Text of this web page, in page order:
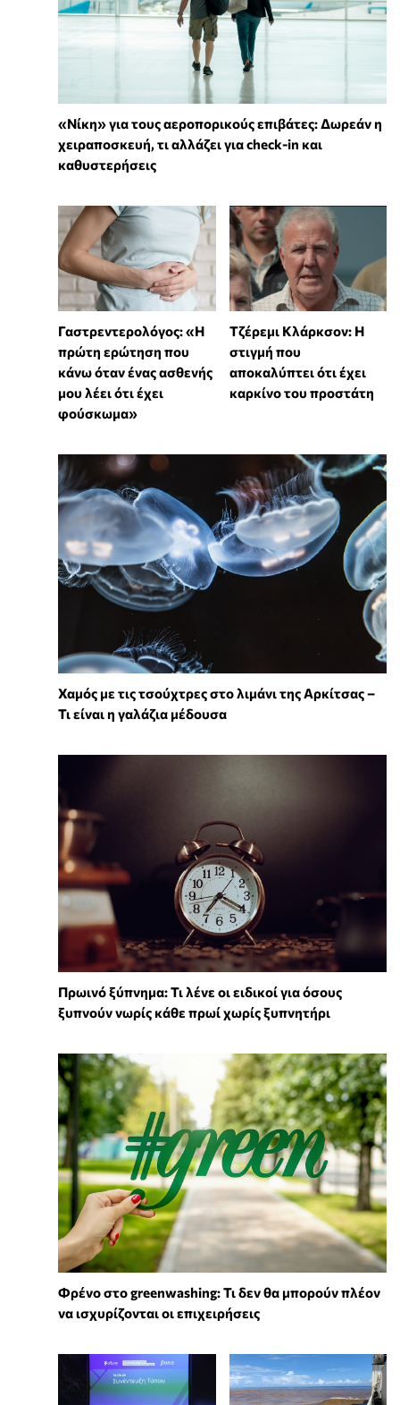
«Νίκη» για τους αεροπορικούς επιβάτες: Δωρεάν η
χειραποσκευή, τι αλλάζει για check-in και
καθυστερήσεις
Γαστρεντερολόγος: «Η
πρώτη ερώτηση που
κάνω όταν ένας ασθενής
μου λέει ότι έχει
φούσκωμα»
Τζέρεμι Κλάρκσον: Η
στιγμή που
αποκαλύπτει ότι έχει
καρκίνο του προστάτη
Χαμός με τις τσούχτρες στο λιμάνι της Αρκίτσας –
Τι είναι η γαλάζια μέδουσα
Πρωινό ξύπνημα: Τι λένε οι ειδικοί για όσους
ξυπνούν νωρίς κάθε πρωί χωρίς ξυπνητήρι
Φρένο στο greenwashing: Τι δεν θα μπορούν πλέον
να ισχυρίζονται οι επιχειρήσεις